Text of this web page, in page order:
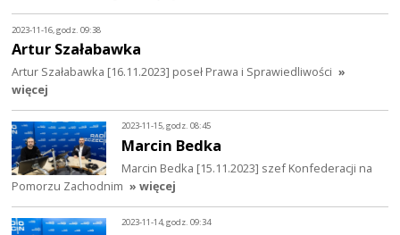
2023-11-16, godz. 09:38
Artur Szałabawka
Artur Szałabawka [16.11.2023] poseł Prawa i Sprawiedliwości »
więcej
2023-11-15, godz. 08:45
Marcin Bedka
Marcin Bedka [15.11.2023] szef Konfederacji na
Pomorzu Zachodnim » więcej
2023-11-14, godz. 09:34